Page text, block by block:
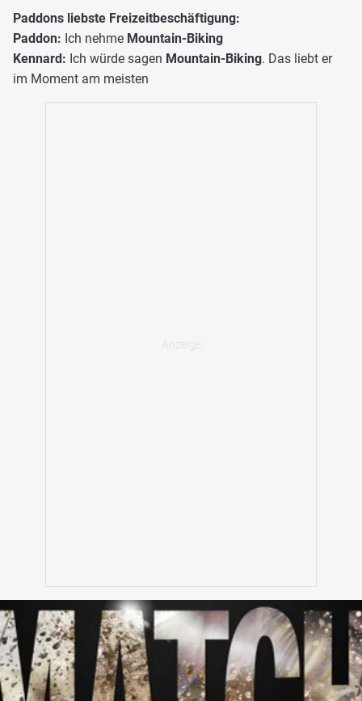
Paddons liebste Freizeitbeschäftigung:
Paddon: Ich nehme Mountain-Biking
Kennard: Ich würde sagen Mountain-Biking. Das liebt er
im Moment am meisten